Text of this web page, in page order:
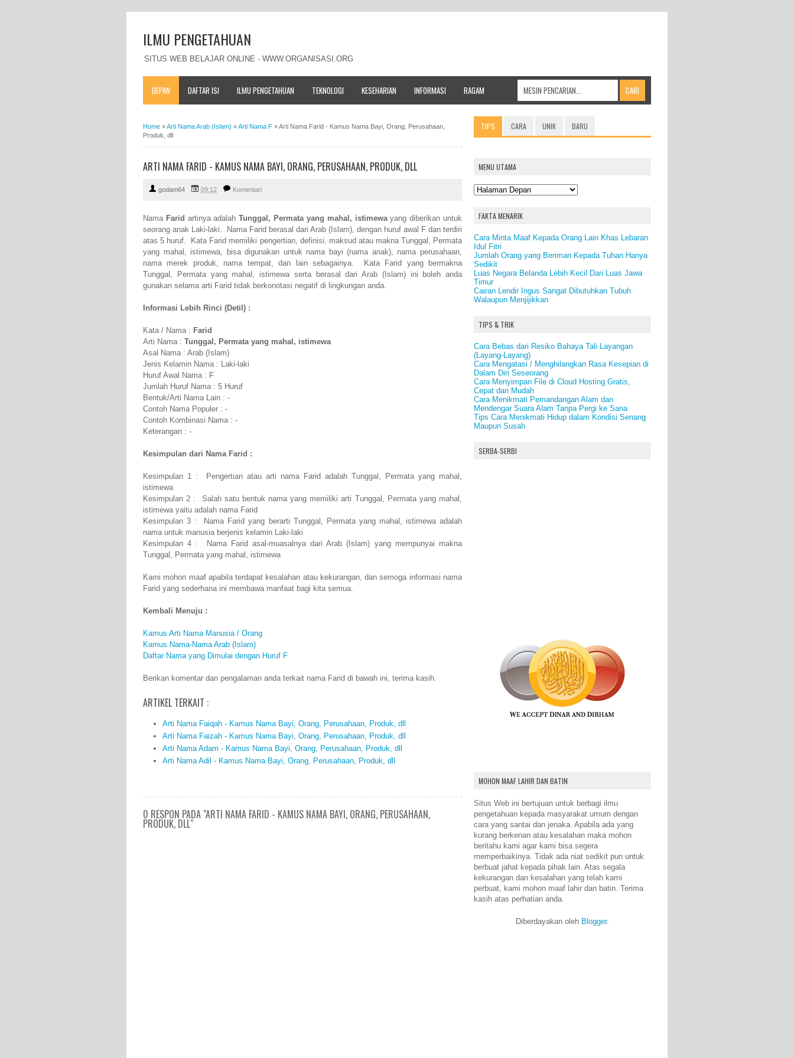
ILMU PENGETAHUAN
SITUS WEB BELAJAR ONLINE - WWW.ORGANISASI.ORG
DEPAN DAFTAR ISI ILMU PENGETAHUAN TEKNOLOGI KESEHARIAN INFORMASI RAGAM
Home »Arti Nama Arab (Islam) »Arti Nama F »Arti Nama Farid - Kamus Nama Bayi, Orang, Perusahaan,
Produk, dll
ARTI NAMA FARID - KAMUS NAMA BAYI, ORANG, PERUSAHAAN, PRODUK, DLL
godam64 09:12 Komentari
Nama Farid artinya adalahTunggal, Permata yang mahal, istimewayang diberikan untuk
seorang anak Laki-laki. Nama Farid berasal dari Arab (Islam), dengan huruf awal F dan terdiri
atas 5 huruf. Kata Farid memiliki pengertian, definisi, maksud atau makna Tunggal, Permata
yang mahal, istimewa, bisa digunakan untuk nama bayi (nama anak), nama perusahaan,
nama merek produk, nama tempat, dan lain sebagainya. Kata Farid yang bermakna
Tunggal, Permata yang mahal, istimewa serta berasal dari Arab (Islam) ini boleh anda
gunakan selama arti Farid tidak berkonotasi negatif di lingkungan anda.
Informasi Lebih Rinci (Detil) :
Kata / Nama : Farid
Arti Nama : Tunggal, Permata yang mahal, istimewa
Asal Nama : Arab (Islam)
Jenis Kelamin Nama : Laki-laki
Huruf Awal Nama : F
Jumlah Huruf Nama : 5 Huruf
Bentuk/Arti Nama Lain : -
Contoh Nama Populer : -
Contoh Kombinasi Nama : -
Keterangan : -
Kesimpulan dari Nama Farid :
Kesimpulan 1 : Pengertian atau arti nama Farid adalah Tunggal, Permata yang mahal,
istimewa
Kesimpulan 2 : Salah satu bentuk nama yang memiliki arti Tunggal, Permata yang mahal,
istimewa yaitu adalah nama Farid
Kesimpulan 3 : Nama Farid yang berarti Tunggal, Permata yang mahal, istimewa adalah
nama untuk manusia berjenis kelamin Laki-laki
Kesimpulan 4 : Nama Farid asal-muasalnya dari Arab (Islam) yang mempunyai makna
Tunggal, Permata yang mahal, istimewa
Kami mohon maaf apabila terdapat kesalahan atau kekurangan, dan semoga informasi nama
Farid yang sederhana ini membawa manfaat bagi kita semua.
Kembali Menuju :
Kamus Arti Nama Manusia / Orang
Kamus Nama-Nama Arab (Islam)
Daftar Nama yang Dimulai dengan Huruf F
Berikan komentar dan pengalaman anda terkait nama Farid di bawah ini, terima kasih.
ARTIKEL TERKAIT :
Arti Nama Faiqah - Kamus Nama Bayi, Orang, Perusahaan, Produk, dll
Arti Nama Faizah - Kamus Nama Bayi, Orang, Perusahaan, Produk, dll
Arti Nama Adam - Kamus Nama Bayi, Orang, Perusahaan, Produk, dll
Arti Nama Adil - Kamus Nama Bayi, Orang, Perusahaan, Produk, dll
0 RESPON PADA "ARTI NAMA FARID - KAMUS NAMA BAYI, ORANG, PERUSAHAAN,
PRODUK, DLL"
TIPS CARA UNIK BARU
MENU UTAMA
FAKTA MENARIK
Cara Minta Maaf Kepada Orang Lain Khas Lebaran
Idul Fitri
Jumlah Orang yang Beriman Kepada Tuhan Hanya
Sedikit
Luas Negara Belanda Lebih Kecil Dari Luas Jawa
Timur
Cairan Lendir Ingus Sangat Dibutuhkan Tubuh
Walaupun Menjijikkan
TIPS & TRIK
Cara Bebas dari Resiko Bahaya Tali Layangan
(Layang-Layang)
Cara Mengatasi / Menghilangkan Rasa Kesepian di
Dalam Diri Seseorang
Cara Menyimpan File di Cloud Hosting Gratis,
Cepat dan Mudah
Cara Menikmati Pemandangan Alam dan
Mendengar Suara Alam Tanpa Pergi ke Sana
Tips Cara Menikmati Hidup dalam Kondisi Senang
Maupun Susah
SERBA-SERBI
MOHON MAAF LAHIR DAN BATIN
Situs Web ini bertujuan untuk berbagi ilmu
pengetahuan kepada masyarakat umum dengan
cara yang santai dan jenaka. Apabila ada yang
kurang berkenan atau kesalahan maka mohon
beritahu kami agar kami bisa segera
memperbaikinya. Tidak ada niat sedikit pun untuk
berbuat jahat kepada pihak lain. Atas segala
kekurangan dan kesalahan yang telah kami
perbuat, kami mohon maaf lahir dan batin. Terima
kasih atas perhatian anda.
Diberdayakan oleh Blogger.